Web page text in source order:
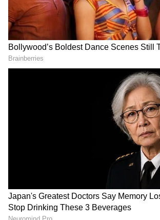
ಪ್ರಸ್ತುತ ಈ ಕಾಮಗಾರಿಗೆ ಅಗತ್ಯವಿರುವ ಭೂ
ಸಂದರ್ಭದಲ್ಲಿ ಸಾರ್ವಜನಿಕರು ಸಹಕರಿಸಿ
ಕಾಮಗಾರಿ ಮುಕ್ತಾಯಗೊಳ್ಳಲು ಸಹಕಾರ
ತಿಳಿಸಿದರು.
DOWNLOAD APP